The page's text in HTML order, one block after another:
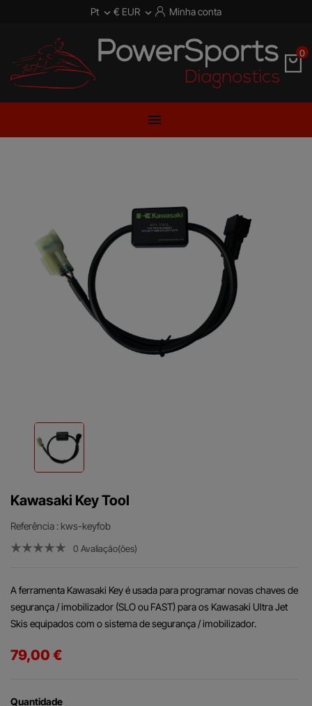
Pt  € EUR  Minha conta
0

Kawasaki Key Tool
Referência : kws-keyfob
0 Avaliação(ões)
A ferramenta Kawasaki Key é usada para programar novas chaves de
segurança / imobilizador (SLO ou FAST) para os Kawasaki Ultra Jet
Skis equipados com o sistema de segurança / imobilizador.
79,00 €
Quantidade